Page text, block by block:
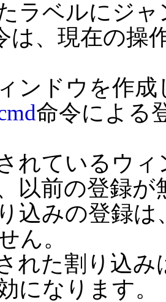
は、現在の操
ンドウを作
命令による
れているウ
以前の登録が
込みの登録
ん。
れた割り込
になります。